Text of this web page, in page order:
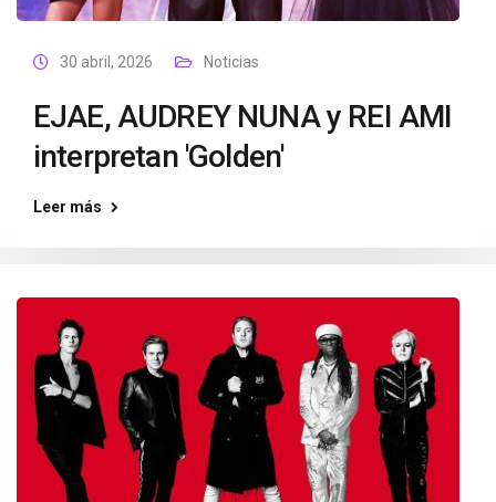
30 abril, 2026 Noticias
EJAE, AUDREY NUNA y REI AMI
interpretan 'Golden'
Leer más